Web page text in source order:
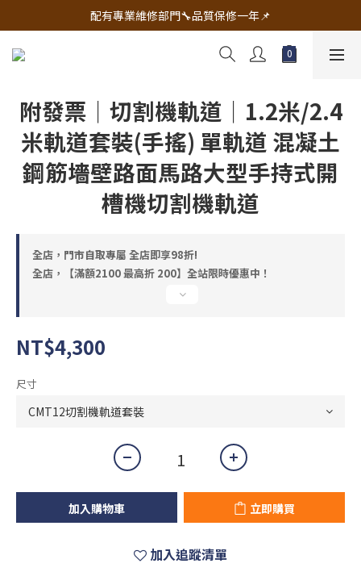
🔧電動工具&五金唯一首選 宇慶五金網拍🔧
配有專業維修部門🔧品質保修一年📌
🔧電動工具&五金唯一首選 宇慶五金網拍🔧
附發票｜切割機軌道｜1.2米/2.4
米軌道套裝(手搖) 單軌道 混凝土
鋼筋墻壁路面馬路大型手持式開
槽機切割機軌道
全店，門市自取專屬 全店即享98折!
全店，【滿額2100 最高折 200】全站限時優惠中！
NT$4,300
尺寸
加入購物車 立即購買
加入追蹤清單